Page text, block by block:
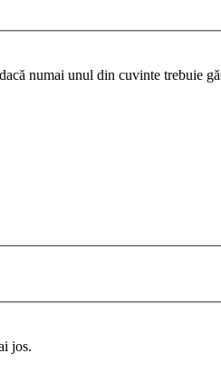
numai unul din cuvinte trebuie
jos.